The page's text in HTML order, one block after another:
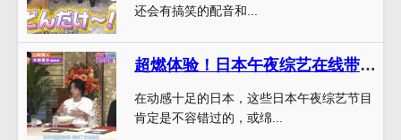
还会有搞笑的配音和...
超燃体验！日本午夜综艺在线带你开启狂欢之旅
在动感十足的日本，这些日本午夜综艺节目
肯定是不容错过的，或绵...